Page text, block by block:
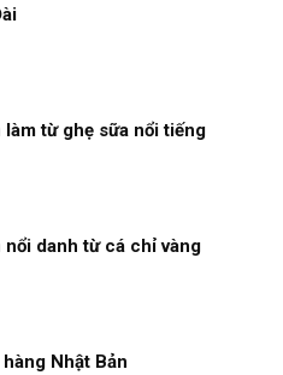
từ ghẹ sữa nổi tiếng
nổi danh từ cá chỉ vàng
Nhật Bản